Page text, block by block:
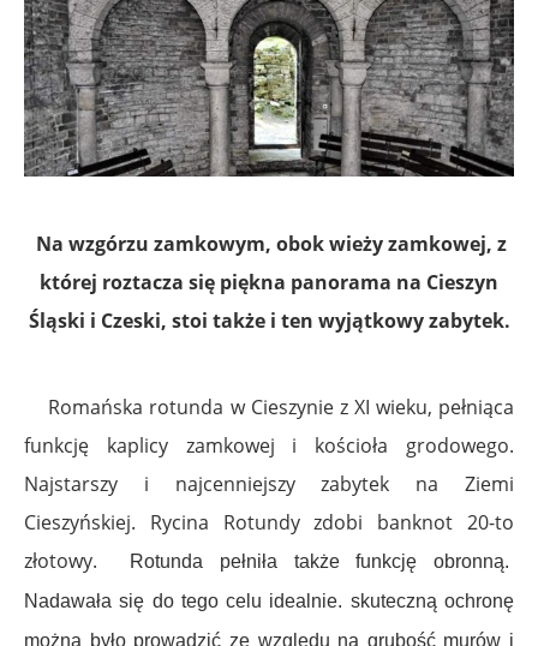
Na wzgórzu zamkowym, obok wieży zamkowej, z
której roztacza się piękna panorama na Cieszyn
Śląski i Czeski, stoi także i ten wyjątkowy zabytek.
Romańska rotunda w Cieszynie z XI wieku, pełniąca
funkcję kaplicy zamkowej i kościoła grodowego.
Najstarszy i najcenniejszy zabytek na Ziemi
Cieszyńskiej. Rycina Rotundy zdobi banknot 20-to
złotowy.
Rotunda pełniła także funkcję obronną.
Nadawała się do tego celu idealnie. skuteczną ochronę
można było prowadzić ze względu na grubość murów i